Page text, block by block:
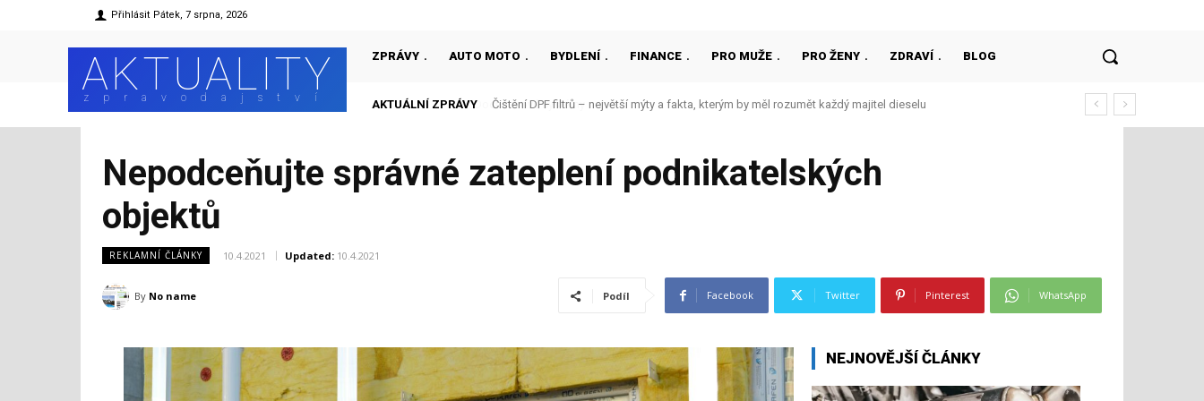
Přihlásit Pátek, 7 srpna, 2026
AKTUALITY
zpravodajství
ZPRÁVY AUTO MOTO BYDLENÍ FINANCE PRO MUŽE PRO ŽENY ZDRAVÍ BLOG
AKTUÁLNÍ ZPRÁVY Čištění DPF filtrů – největší mýty a fakta, kterým by měl rozumět každý majitel dieselu
Nepodceňujte správné zateplení podnikatelských
objektů
REKLAMNÍ ČLÁNKY 10.4.2021 Updated: 10.4.2021
By No name Podíl Facebook Twitter Pinterest WhatsApp
NEJNOVĚJŠÍ ČLÁNKY